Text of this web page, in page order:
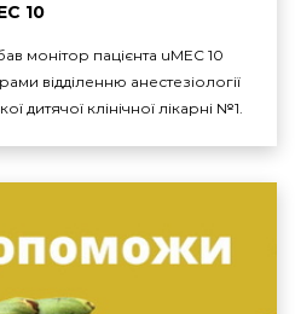
10
монітор пацієнта uMEC 10
відділенню анестезіології
дитячої клінічної лікарні №1.